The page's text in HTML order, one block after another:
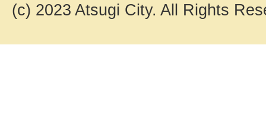
(c) 2023 Atsugi City. All Rights